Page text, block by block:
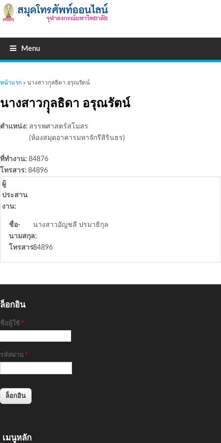
Menu
คุณอยู่ที่นี่
หน้าแรก » นางสาวกุุลธิดา อรุณรัตน์
นางสาวกุุลธิดา อรุณรัตน์
ตำแหน่ง: สรรพศาสตร์สโมสร
(ห้องสมุดอาคารมหาจักรีสิรินธร)
ที่ทำงาน: 84876
โทรสาร: 84896
ผู้
ประสาน
งาน:
ชื่อ-
นามสกุล:
นางสาวอัญชลี ปรมาธิกุล
โทรสาร:84896
ล็อกอิน
ชื่อผู้ใช้ *
รหัสผ่าน *
เมนูหลัก